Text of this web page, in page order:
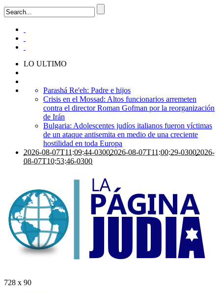
LO ULTIMO
Parashá Re'eh: Padre e hijos
Crisis en el Mossad: Altos funcionarios arremeten
contra el director Roman Gofman por la reorganización
de Irán
Bulgaria: Adolescentes judíos italianos fueron víctimas
de un ataque antisemita en medio de una creciente
hostilidad en toda Europa
2026-08-07T11:09:44-03002026-08-07T11:00:29-03002026-
08-07T10:53:46-0300
728 x 90